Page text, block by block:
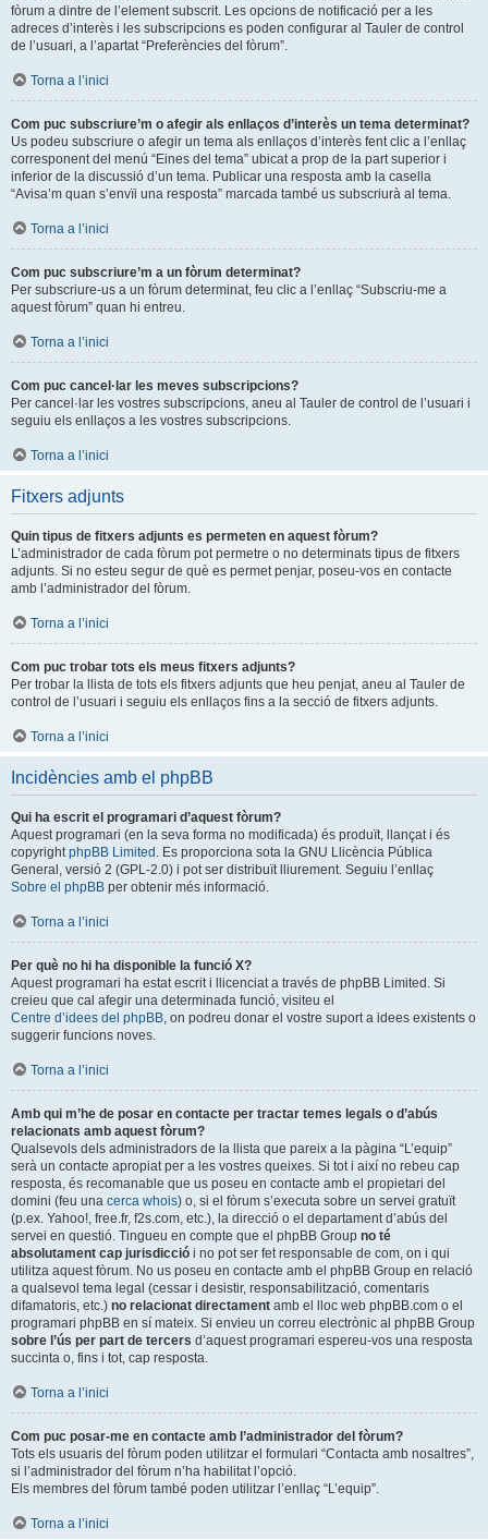
fòrum a dintre de l’element subscrit. Les opcions de notificació per a les
adreces d’interès i les subscripcions es poden configurar al Tauler de control
de l’usuari, a l’apartat “Preferències del fòrum”.
Torna a l’inici
Com puc subscriure’m o afegir als enllaços d’interès un tema determinat?
Us podeu subscriure o afegir un tema als enllaços d’interès fent clic a l’enllaç
corresponent del menú “Eines del tema” ubicat a prop de la part superior i
inferior de la discussió d’un tema. Publicar una resposta amb la casella
“Avisa’m quan s’envïi una resposta” marcada també us subscriurà al tema.
Torna a l’inici
Com puc subscriure’m a un fòrum determinat?
Per subscriure-us a un fòrum determinat, feu clic a l’enllaç “Subscriu-me a
aquest fòrum” quan hi entreu.
Torna a l’inici
Com puc cancel·lar les meves subscripcions?
Per cancel·lar les vostres subscripcions, aneu al Tauler de control de l’usuari i
seguiu els enllaços a les vostres subscripcions.
Torna a l’inici
Fitxers adjunts
Quin tipus de fitxers adjunts es permeten en aquest fòrum?
L’administrador de cada fòrum pot permetre o no determinats tipus de fitxers
adjunts. Si no esteu segur de què es permet penjar, poseu-vos en contacte
amb l’administrador del fòrum.
Torna a l’inici
Com puc trobar tots els meus fitxers adjunts?
Per trobar la llista de tots els fitxers adjunts que heu penjat, aneu al Tauler de
control de l’usuari i seguiu els enllaços fins a la secció de fitxers adjunts.
Torna a l’inici
Incidències amb el phpBB
Qui ha escrit el programari d’aquest fòrum?
Aquest programari (en la seva forma no modificada) és produït, llançat i és
copyright phpBB Limited . Es proporciona sota la GNU Llicència Pública
General, versió 2 (GPL-2.0) i pot ser distribuït lliurement. Seguiu l’enllaç
Sobre el phpBB per obtenir més informació.
Torna a l’inici
Per què no hi ha disponible la funció X?
Aquest programari ha estat escrit i llicenciat a través de phpBB Limited. Si
creieu que cal afegir una determinada funció, visiteu el
Centre d’idees del phpBB , on podreu donar el vostre suport a idees existents o
suggerir funcions noves.
Torna a l’inici
Amb qui m’he de posar en contacte per tractar temes legals o d’abús
relacionats amb aquest fòrum?
Qualsevols dels administradors de la llista que pareix a la pàgina “L’equip”
serà un contacte apropiat per a les vostres queixes. Si tot i així no rebeu cap
resposta, és recomanable que us poseu en contacte amb el propietari del
domini (feu una cerca whois) o, si el fòrum s’executa sobre un servei gratuït
(p.ex. Yahoo!, free.fr, f2s.com, etc.), la direcció o el departament d’abús del
servei en questió. Tingueu en compte que el phpBB Group no té
absolutament cap jurisdicció i no pot ser fet responsable de com, on i qui
utilitza aquest fòrum. No us poseu en contacte amb el phpBB Group en relació
a qualsevol tema legal (cessar i desistir, responsabilització, comentaris
difamatoris, etc.) no relacionat directament amb el lloc web phpBB.com o el
programari phpBB en sí mateix. Si envieu un correu electrònic al phpBB Group
sobre l’ús per part de tercers d’aquest programari espereu-vos una resposta
succinta o, fins i tot, cap resposta.
Torna a l’inici
Com puc posar-me en contacte amb l’administrador del fòrum?
Tots els usuaris del fòrum poden utilitzar el formulari “Contacta amb nosaltres”,
si l’administrador del fòrum n’ha habilitat l’opció.
Els membres del fòrum també poden utilitzar l’enllaç “L’equip”.
Torna a l’inici